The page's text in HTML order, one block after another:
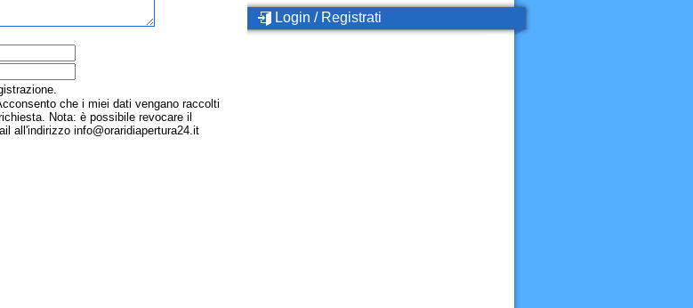
che i miei dati vengano raccolti
Nota: è possibile revocare il
all'indirizzo info@oraridiapertura24.it
Login / Registrati